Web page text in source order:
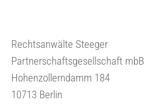
Rechtsanwälte Steeger
Partnerschaftsgesellschaft mbB
Hohenzollerndamm 184
10713 Berlin